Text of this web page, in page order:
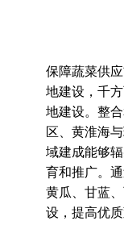
保障蔬菜供
地建设，千
地建设。整
区、黄淮海
域建成能够
育和推广。
黄瓜、甘蓝
设，提高优